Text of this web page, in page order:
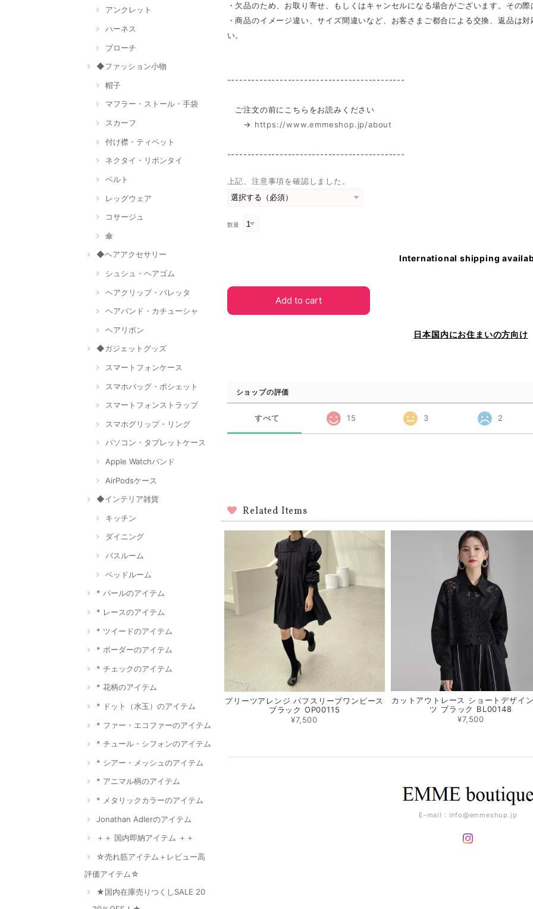
アンクレット
ハーネス
ブローチ
◆ファッション小物
帽子
マフラー・ストール・手袋
スカーフ
付け襟・ティペット
ネクタイ・リボンタイ
ベルト
レッグウェア
コサージュ
傘
◆ヘアアクセサリー
シュシュ・ヘアゴム
ヘアクリップ・バレッタ
ヘアバンド・カチューシャ
ヘアリボン
◆ガジェットグッズ
スマートフォンケース
スマホバッグ・ポシェット
スマートフォンストラップ
スマホグリップ・リング
パソコン・タブレットケース
Apple Watchバンド
AirPodsケース
◆インテリア雑貨
キッチン
ダイニング
バスルーム
ベッドルーム
* パールのアイテム
* レースのアイテム
* ツイードのアイテム
* ボーダーのアイテム
* チェックのアイテム
* 花柄のアイテム
* ドット（水玉）のアイテム
* ファー・エコファーのアイテム
* チュール・シフォンのアイテム
* シアー・メッシュのアイテム
* アニマル柄のアイテム
* メタリックカラーのアイテム
Jonathan Adlerのアイテム
＋＋ 国内即納アイテム ＋＋
☆売れ筋アイテム＋レビュー高
評価アイテム☆
★国内在庫売りつくしSALE 20
・欠品のため、お取り寄せ、もしくはキャンセルになる場合がございます。その
・商品のイメージ違い、サイズ間違いなど、お客さまご都合による交換、返品は
い。
--------------------------------------------
ご注文の前にこちらをお読みください
→ https://www.emmeshop.jp/about
--------------------------------------------
上記、注意事項を確認しました。
数量
International shipping
Add to cart
日本国内にお住まいの方向け
ショップの評価
すべて 15 3 2
Related Items
プリーツアレンジ パフスリーブワンピース
ブラック OP00115
¥7,500
カットアウトレース ショートデザイ
ツ ブラック BL00148
¥7,500
E-mail： info@emmeshop.jp